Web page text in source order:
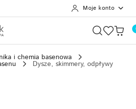
Moje konto
i chemia basenowa
Dysze, skimmery, odpływy